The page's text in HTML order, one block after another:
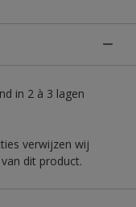
in 2 à 3 lagen
verwijzen wij
dit product.